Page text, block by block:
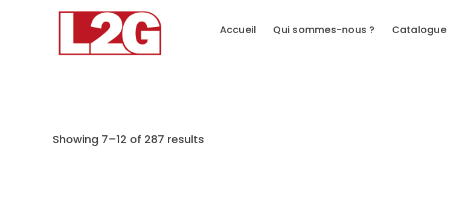
Accueil Qui sommes-nous ? Catalogue
Showing 7–12 of 287 results